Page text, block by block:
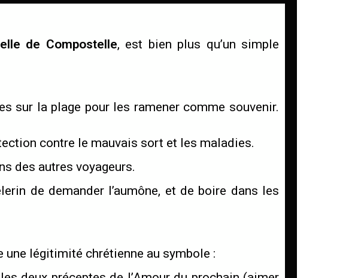
de Compostelle, est bien plus qu’un simple
sur la plage pour les ramener comme souvenir.
contre le mauvais sort et les maladies.
des autres voyageurs.
de demander l’aumône, et de boire dans les
une légitimité chrétienne au symbole :